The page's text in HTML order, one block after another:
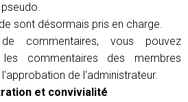
sont désormais pris en charge.
commentaires, vous pouvez
commentaires des membres
de l'administrateur.
et convivialité